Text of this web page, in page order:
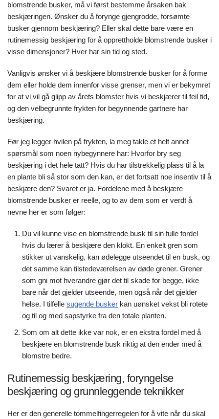
blomstrende busker, må vi først bestemme årsaken bak
beskjæringen. Ønsker du å forynge gjengrodde, forsømte
busker gjennom beskjæring? Eller skal dette bare være en
rutinemessig beskjæring for å opprettholde blomstrende busker i
visse dimensjoner? Hver har sin tid og sted.
Vanligvis ønsker vi å beskjære blomstrende busker for å forme
dem eller holde dem innenfor visse grenser, men vi er bekymret
for at vi vil gå glipp av årets blomster hvis vi beskjærer til feil tid,
og den velbegrunnte frykten for begynnende gartnere har
beskjæring.
Før jeg legger hvilen på frykten, la meg takle et helt annet
spørsmål som noen nybegynnere har: Hvorfor bry seg
beskjæring i det hele tatt? Hvis du har tilstrekkelig plass til å la
en plante bli så stor som den kan, er det fortsatt noe insentiv til å
beskjære den? Svaret er ja. Fordelene med å beskjære
blomstrende busker er reelle, og to av dem som er verdt å
nevne her er som følger:
Du vil kunne vise en blomstrende busk til sin fulle fordel
hvis du lærer å beskjære den klokt. En enkelt gren som
stikker ut vanskelig, kan ødelegge utseendet til en busk, og
det samme kan tilstedeværelsen av døde grener. Grener
som gni mot hverandre gjør det til skade for begge, ikke
bare når det gjelder utseende, men også når det gjelder
helse. I tilfelle sugende busker kan uønsket vekst bli rotete
og til og med sapstyrke fra den totale planten.
Som om alt dette ikke var nok, er en ekstra fordel med å
beskjære en blomstrende busk riktig at den ender med å
blomstre bedre.
Rutinemessig beskjæring, foryngelse
beskjæring og grunnleggende teknikker
Her er den generelle tommelfingerregelen for å vite når du skal